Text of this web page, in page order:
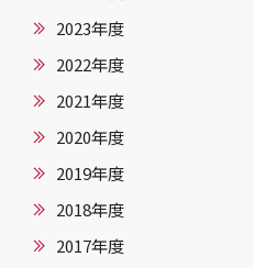
2023年度
2022年度
2021年度
2020年度
2019年度
2018年度
2017年度